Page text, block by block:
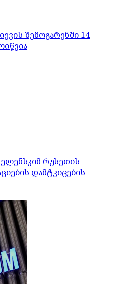
შემოგარენში 14
რუსეთის
დამტკიცების